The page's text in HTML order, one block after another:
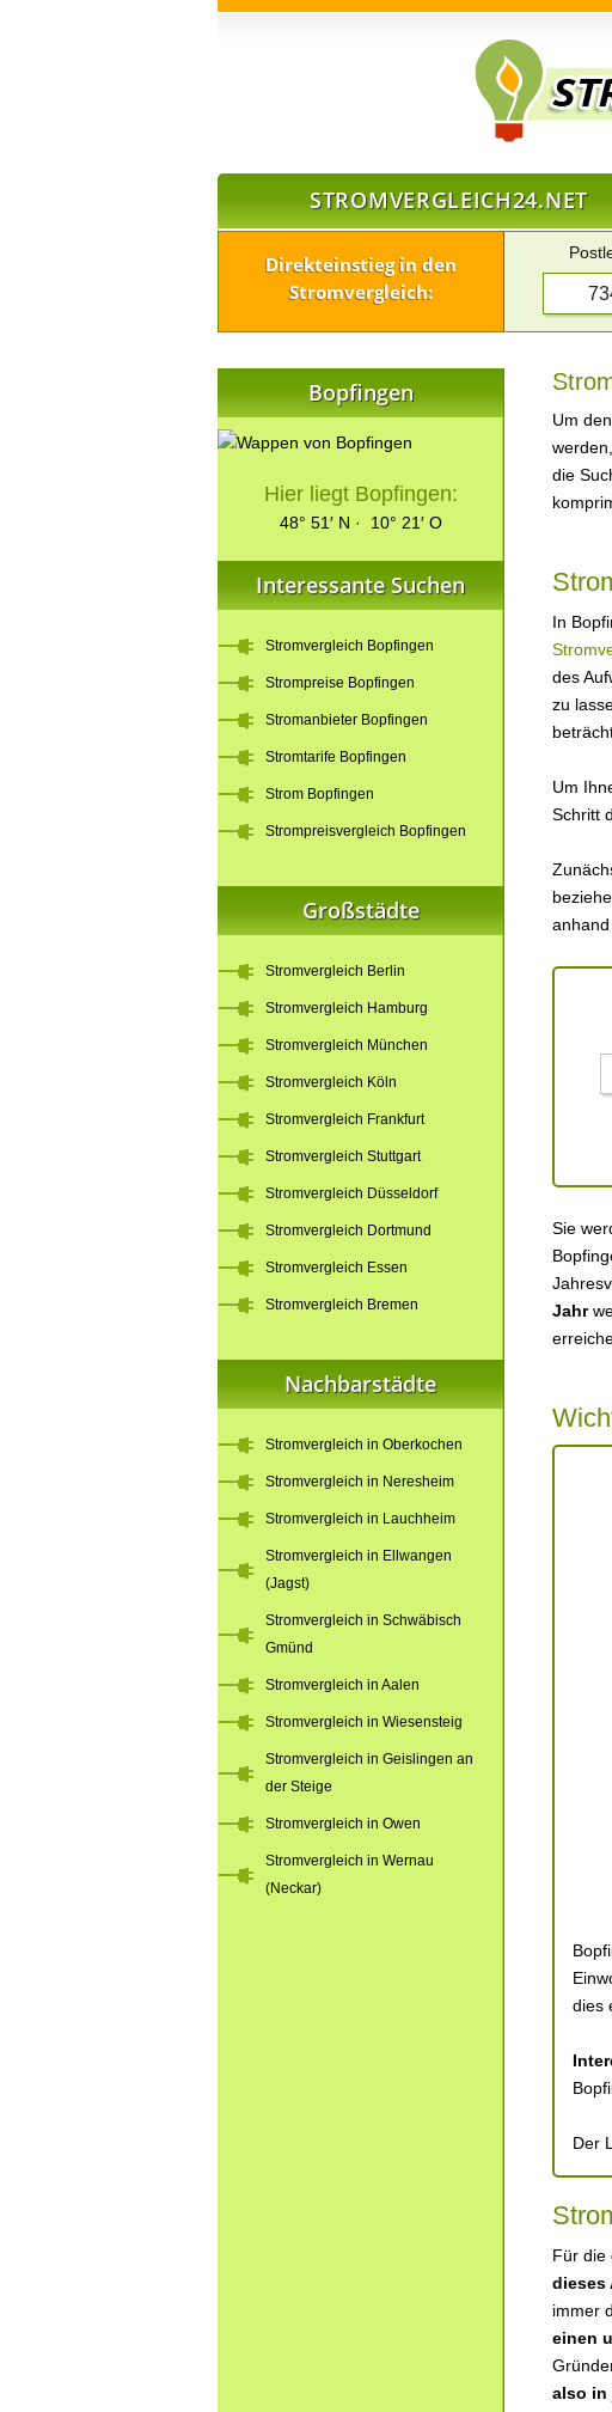
STROMVERGLEICH24.NET
Direkteinstieg in den
Stromvergleich:
Um den
die
In
des
zu
Um
Schritt
Sie
Jahr
dies
Der
Für die
dieses
immer
einen
also in
Bopfingen
Hier liegt Bopfingen:
48° 51′ N · 10° 21′ O
Interessante Suchen
Stromvergleich Bopfingen
Strompreise Bopfingen
Stromanbieter Bopfingen
Stromtarife Bopfingen
Strom Bopfingen
Strompreisvergleich Bopfingen
Großstädte
Stromvergleich Berlin
Stromvergleich Hamburg
Stromvergleich München
Stromvergleich Köln
Stromvergleich Frankfurt
Stromvergleich Stuttgart
Stromvergleich Düsseldorf
Stromvergleich Dortmund
Stromvergleich Essen
Stromvergleich Bremen
Nachbarstädte
Stromvergleich in Oberkochen
Stromvergleich in Neresheim
Stromvergleich in Lauchheim
Stromvergleich in Ellwangen
(Jagst)
Stromvergleich in Schwäbisch
Gmünd
Stromvergleich in Aalen
Stromvergleich in Wiesensteig
Stromvergleich in Geislingen an
der Steige
Stromvergleich in Owen
Stromvergleich in Wernau
(Neckar)